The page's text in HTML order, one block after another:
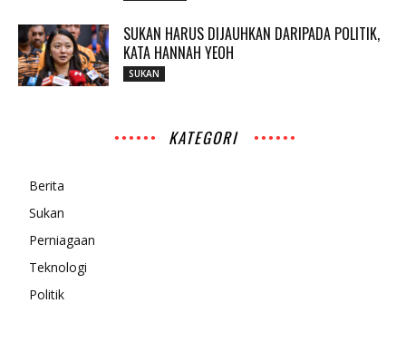
SUKAN HARUS DIJAUHKAN DARIPADA POLITIK,
KATA HANNAH YEOH
SUKAN
KATEGORI
Berita
Sukan
Perniagaan
Teknologi
Politik